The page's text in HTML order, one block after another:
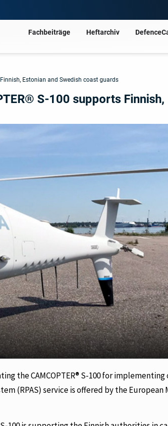
Fachbeiträge Heftarchiv
Estonian and Swedish coast guards
S-100 supports Finnish,
the CAMCOPTER® S-100 for implementing
(RPAS) service is offered by the European